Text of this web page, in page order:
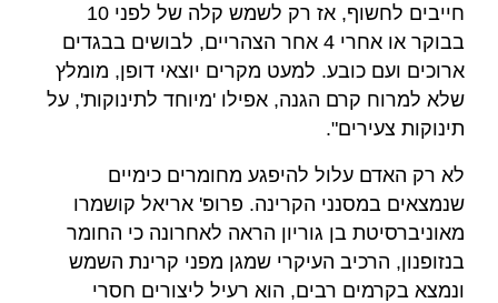
חייבים לחשוף, אז רק לשמש קלה של לפני 10
בבוקר או אחרי 4 אחר הצהריים, לבושים בבגדים
ארוכים ועם כובע. למעט מקרים יוצאי דופן, מומלץ
שלא למרוח קרם הגנה, אפילו 'מיוחד לתינוקות', על
תינוקות צעירים".
לא רק האדם עלול להיפגע מחומרים כימיים
שנמצאים במסנני הקרינה. פרופ' אריאל קושמרו
מאוניברסיטת בן גוריון הראה לאחרונה כי החומר
בנזופנון, הרכיב העיקרי שמגן מפני קרינת השמש
ונמצא בקרמים רבים, הוא רעיל ליצורים חסרי